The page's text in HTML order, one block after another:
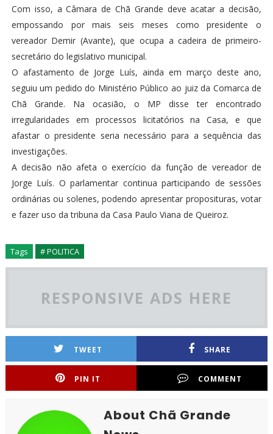
Com isso, a Câmara de Chã Grande deve acatar a decisão,
empossando por mais seis meses como presidente o
vereador Demir (Avante), que ocupa a cadeira de primeiro-
secretário do legislativo municipal.
O afastamento de Jorge Luís, ainda em março deste ano,
seguiu um pedido do Ministério Público ao juiz da Comarca de
Chã Grande. Na ocasião, o MP disse ter encontrado
irregularidades em processos licitatórios na Casa, e que
afastar o presidente seria necessário para a sequência das
investigações.
A decisão não afeta o exercício da função de vereador de
Jorge Luís. O parlamentar continua participando de sessões
ordinárias ou solenes, podendo apresentar proposituras, votar
e fazer uso da tribuna da Casa Paulo Viana de Queiroz.
Tags # POLITICA
RESPONSIVE ADS HERE
TWEET SHARE
PIN IT COMMENT
About Chã Grande